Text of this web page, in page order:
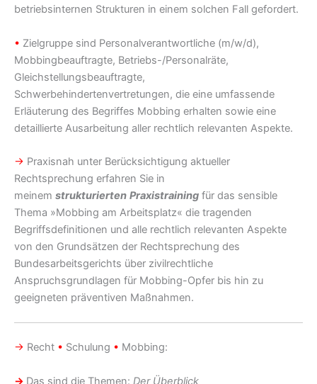
betriebsinternen Strukturen in einem solchen Fall gefordert.
• Zielgruppe sind Personalverantwortliche (m/w/d),
Mobbingbeauftragte, Betriebs-/Personalräte,
Gleichstellungsbeauftragte,
Schwerbehindertenvertretungen, die eine umfassende
Erläuterung des Begriffes Mobbing erhalten sowie eine
detaillierte Ausarbeitung aller rechtlich relevanten Aspekte.
→ Praxisnah unter Berücksichtigung aktueller
Rechtsprechung erfahren Sie in
meinem strukturierten Praxistraining für das sensible
Thema »Mobbing am Arbeitsplatz« die tragenden
Begriffsdefinitionen und alle rechtlich relevanten Aspekte
von den Grundsätzen der Rechtsprechung des
Bundesarbeitsgerichts über zivilrechtliche
Anspruchsgrundlagen für Mobbing-Opfer bis hin zu
geeigneten präventiven Maßnahmen.
→ Recht • Schulung • Mobbing:
→ Das sind die Themen: Der Überblick